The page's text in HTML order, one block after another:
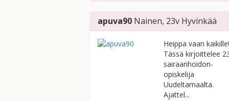
apuva90 Nainen, 23v Hyvinkää
Heippa vaan kaikille!
Tässä kirjoittelee
sairaanhoidon-
opiskelija
Uudeltamaalta.
Ajattel...